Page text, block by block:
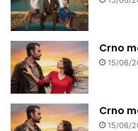
Crno
15/06/
Crno
15/06/